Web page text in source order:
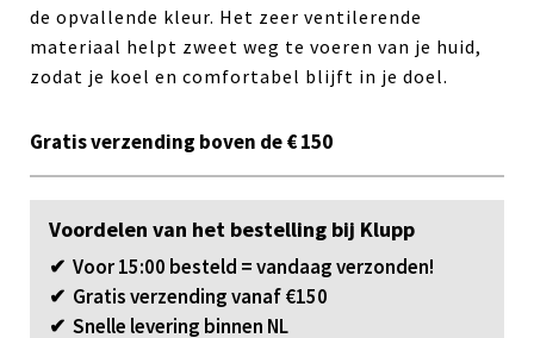
de opvallende kleur. Het zeer ventilerende
materiaal helpt zweet weg te voeren van je huid,
zodat je koel en comfortabel blijft in je doel.
Gratis verzending boven de € 150
Voordelen van het bestelling bij Klupp
✔ Voor 15:00 besteld = vandaag verzonden!
✔ Gratis verzending vanaf €150
✔ Snelle levering binnen NL